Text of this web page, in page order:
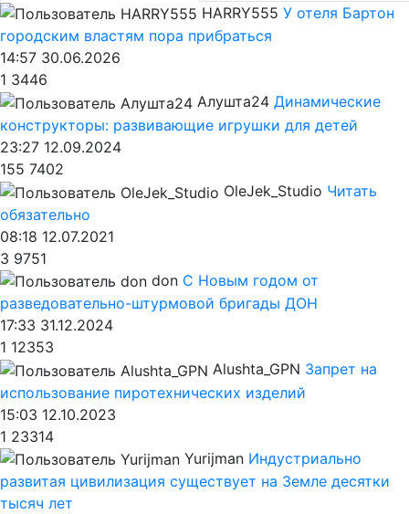
HARRY555 У отеля Бартон
городским властям пора прибраться
14:57 30.06.2026
1 3446
Алушта24 Динамические
конструкторы: развивающие игрушки для детей
23:27 12.09.2024
155 7402
OleJek_Studio Читать
обязательно
08:18 12.07.2021
3 9751
don С Новым годом от
разведовательно-штурмовой бригады ДОН
17:33 31.12.2024
1 12353
Alushta_GPN Запрет на
использование пиротехнических изделий
15:03 12.10.2023
1 23314
Yurijman Индустриально
развитая цивилизация существует на Земле десятки
тысяч лет